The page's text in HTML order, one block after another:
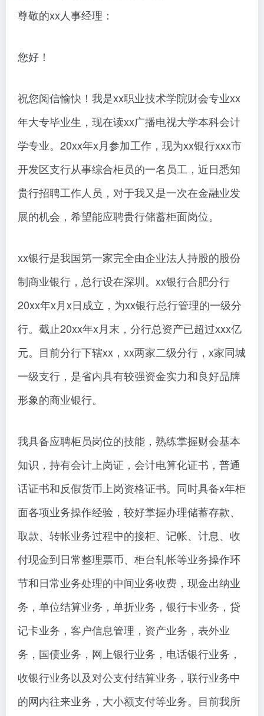
尊敬的xx人事经理：
您好！
祝您阅信愉快！我是xx职业技术学院财会专业xx
年大专毕业生，现在读xx广播电视大学本科会计
学专业。20xx年x月参加工作，现为xx银行xxx市
开发区支行从事综合柜员的一名员工，近日悉知
贵行招聘工作人员，对于我又是一次在金融业发
展的机会，希望能应聘贵行储蓄柜面岗位。
xx银行是我国第一家完全由企业法人持股的股份
制商业银行，总行设在深圳。xx银行合肥分行
20xx年x月x日成立，为xx银行总行管理的一级分
行。截止20xx年x月末，分行总资产已超过xxx亿
元。目前分行下辖xx，xx两家二级分行，x家同城
一级支行，是省内具有较强资金实力和良好品牌
形象的商业银行。
我具备应聘柜员岗位的技能，熟练掌握财会基本
知识，持有会计上岗证，会计电算化证书，普通
话证书和反假货币上岗资格证书。同时具备x年柜
面各项业务操作经验，较好掌握办理储蓄存款、
取款、转帐业务过程中的接柜、记帐、计息、收
付现金到日常整理票币、柜台轧帐等业务操作环
节和日常业务处理的中间业务收费，现金出纳业
务，单位结算业务，单折业务，银行卡业务，贷
记卡业务，客户信息管理，资产业务，表外业
务，国债业务，网上银行业务，电话银行业务，
收银行业务以及对公支付结算业务，联行业务中
的网内往来业务，大小额支付等业务。目前我所